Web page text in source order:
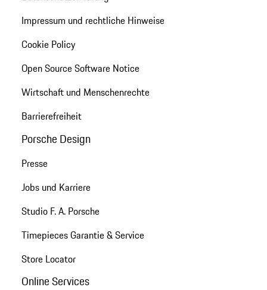
Impressum und rechtliche Hinweise
Cookie Policy
Open Source Software Notice
Wirtschaft und Menschenrechte
Barrierefreiheit
Porsche Design
Presse
Jobs und Karriere
Studio F. A. Porsche
Timepieces Garantie & Service
Store Locator
Online Services